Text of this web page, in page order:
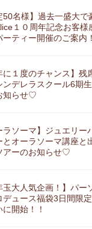
50名様】過去一盛大で
１０周年記念お客様
ーティー開催のご案内！
に１度のチャンス】残
ンデレラスクール6期
知らせ♡
ラソーマ】ジュエリー
とオーラソーマ講座と
アーのお知らせ♡
玉大人気企画！】パー
デュース福袋3日間限
開始！！